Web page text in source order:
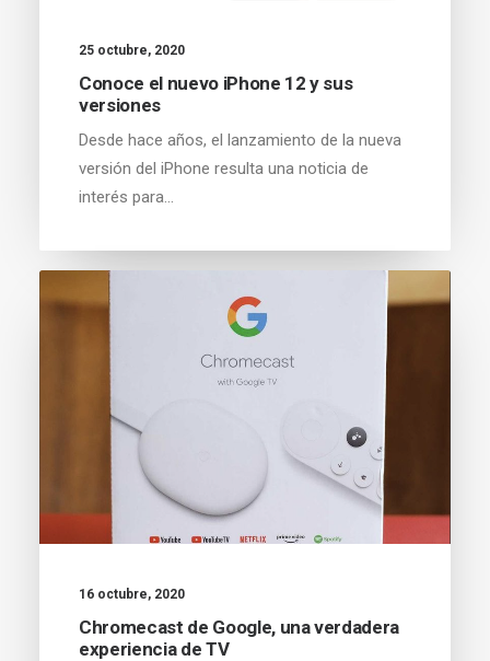
25 octubre, 2020
Conoce el nuevo iPhone 12 y sus
versiones
Desde hace años, el lanzamiento de la nueva
versión del iPhone resulta una noticia de
interés para…
16 octubre, 2020
Chromecast de Google, una verdadera
experiencia de TV